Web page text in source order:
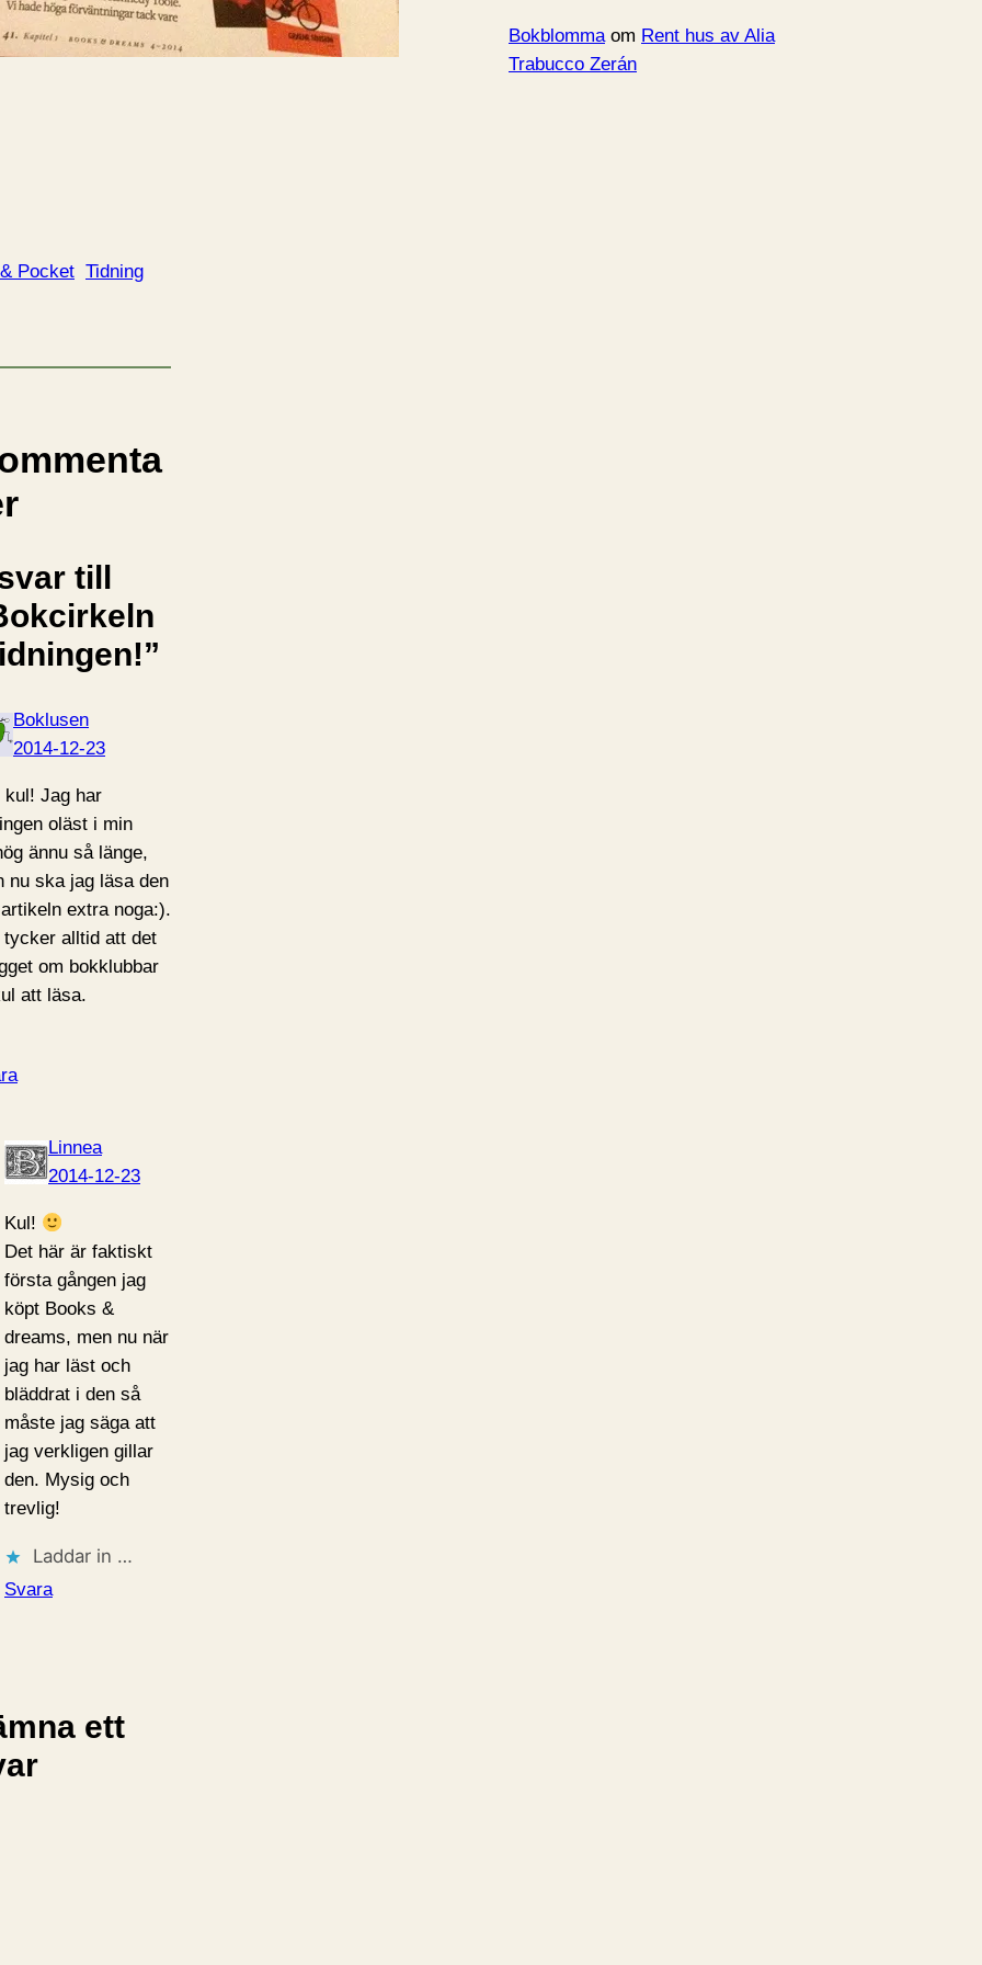
Pocket Tidning
till
Boklusen
2014-12-23
kul! Jag har
oläst i min
ännu så länge,
nu ska jag läsa den
extra noga:).
tycker alltid att det
om bokklubbar
att läsa.
Linnea
2014-12-23
Kul!
Det här är faktiskt
första gången jag
köpt Books &
dreams, men nu när
jag har läst och
bläddrat i den så
måste jag säga att
jag verkligen gillar
den. Mysig och
trevlig!
Laddar in …
Svara
ett
Bokblommaom Rent hus av Alia
Trabucco Zerán